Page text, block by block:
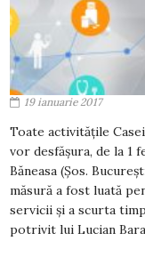
19 ianuarie 2017
Toate activitățile
vor desfășura, de la 1
Băneasa (Șos.
măsură a fost luată
servicii și a scurta
potrivit lui Lucian